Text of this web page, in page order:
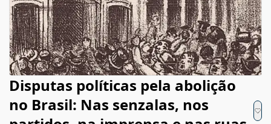
Disputas políticas pela abolição
no Brasil: Nas senzalas, nos